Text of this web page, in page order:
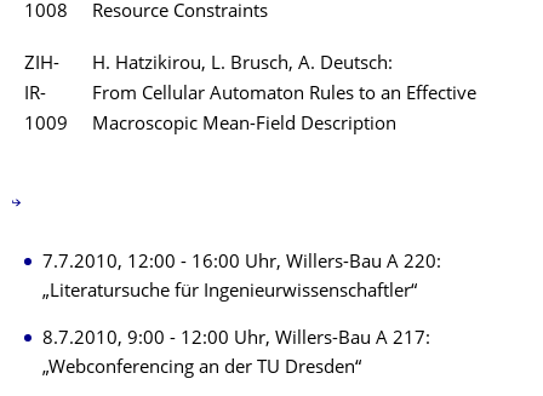
1008
Resource Constraints
ZIH-
IR-
1009
H. Hatzikirou, L. Brusch, A. Deutsch:
From Cellular Automaton Rules to an Effective
Macroscopic Mean-Field Description
7.7.2010, 12:00 - 16:00 Uhr, Willers-Bau A 220:
„Literatursuche für Ingenieurwissenschaftler“
8.7.2010, 9:00 - 12:00 Uhr, Willers-Bau A 217:
„Webconferencing an der TU Dresden“